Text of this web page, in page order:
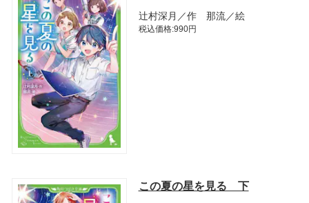
辻村深月／作 那流／絵
税込価格:990円
この夏の星を見る 下